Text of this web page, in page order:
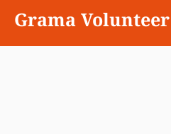
content
Grama Volunteer